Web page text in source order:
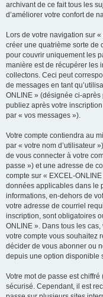
archivant de ce fait tous les
d’améliorer votre confort de
Lors de votre navigation sur
créer une quatrième sorte de
pour couvrir uniquement les
manière est de récupérer les
collectons. Ceci peut
de messages en tant
ONLINE » (désignée ci-
publiez après votre
par « vos messages »).
Votre compte contiendra au
par « votre nom d’utilisateur
de vous connecter à votre
passe ») et une adresse de
compte sur « EXCEL-
données applicables dans le
informations, en-dehors de
votre adresse de courriel
inscription, sont obligatoires
ONLINE ». Dans tous les
votre compte vous souhaitez
décider de vous abonner ou
depuis une option disponible
Votre mot de passe est
sécurisé. Cependant, il est